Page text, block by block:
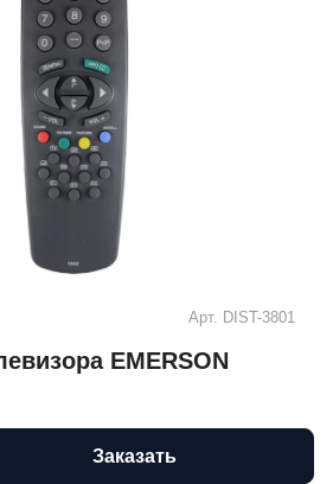
Арт. DIST-3801
EMERSON
Заказать